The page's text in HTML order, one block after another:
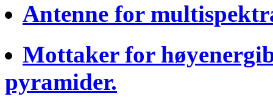
Antenne for
Mottaker for
pyramider.